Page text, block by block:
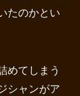
たのかとい
めてしまう
シャンがア